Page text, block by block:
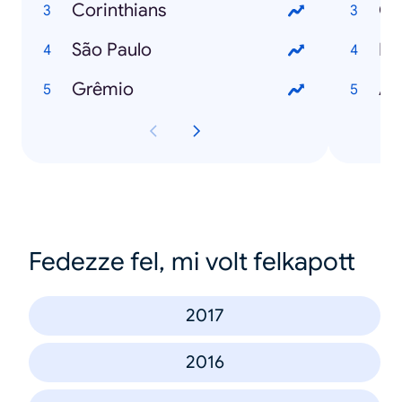
Corinthians
São Paulo
Grêmio
A
Fedezze fel, mi volt felkapott
2017
2016